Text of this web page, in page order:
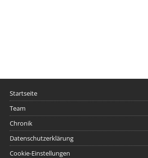
Startseite
Team
Chronik
Datenschutzerklärung
Cookie-Einstellungen